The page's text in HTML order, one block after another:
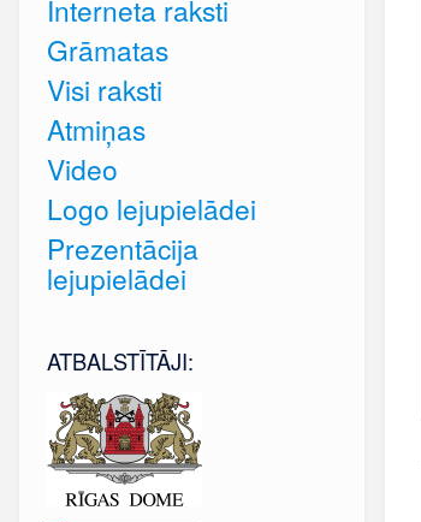
Interneta raksti
Grāmatas
Visi raksti
Atmiņas
Video
Logo lejupielādei
Prezentācija
lejupielādei
ATBALSTĪTĀJI: